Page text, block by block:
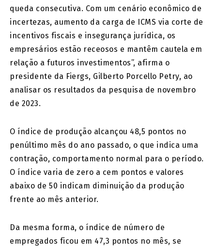
queda consecutiva. Com um cenário econômico de
incertezas, aumento da carga de ICMS via corte de
incentivos fiscais e insegurança jurídica, os
empresários estão receosos e mantêm cautela em
relação a futuros investimentos”, afirma o
presidente da Fiergs, Gilberto Porcello Petry, ao
analisar os resultados da pesquisa de novembro
de 2023.
O índice de produção alcançou 48,5 pontos no
penúltimo mês do ano passado, o que indica uma
contração, comportamento normal para o período.
O índice varia de zero a cem pontos e valores
abaixo de 50 indicam diminuição da produção
frente ao mês anterior.
Da mesma forma, o índice de número de
empregados ficou em 47,3 pontos no mês, se